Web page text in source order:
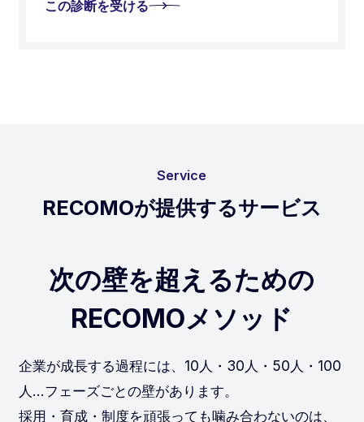
この診断を受ける
Service
RECOMOが提供するサービス
次の壁を超えるための
RECOMOメソッド
企業が成長する過程には、10人・30人・50人・100
人…フェーズごとの壁があります。
採用・育成・制度を頑張っても噛み合わないのは、